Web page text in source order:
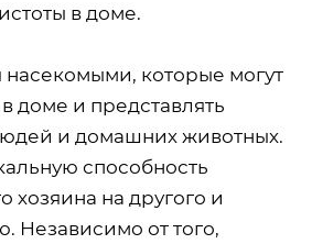
в доме.
насекомыми, которые могут
доме и представлять
и домашних животных.
способность
хозяина на другого и
Независимо от того,